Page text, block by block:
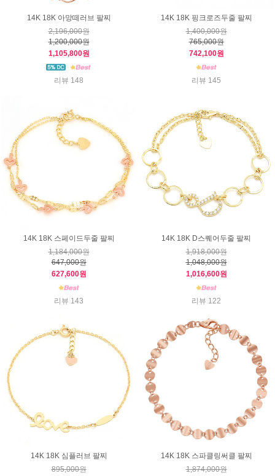
14K 18K 아망떼러브 팔찌
2,196,000원
1,200,000원
1,105,800원
리뷰 148
14K 18K 핑크로즈두줄 팔찌
1,400,000원
765,000원
742,100원
리뷰 145
14K 18K 스페이드두줄 팔찌
1,184,000원
647,000원
627,600원
리뷰 143
14K 18K D스퀘어두줄 팔찌
1,918,000원
1,048,000원
1,016,600원
리뷰 122
14K 18K 심플러브 팔찌
895,000원
14K 18K 스파클링써클 팔찌
1,874,000원